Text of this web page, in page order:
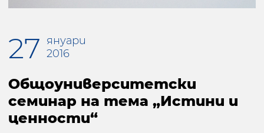
27 януари
2016
Общоуниверситетски
семинар на тема „Истини и
ценности“